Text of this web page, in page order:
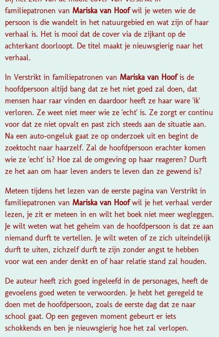
familiepatronen van Mariska van Hoof wil je weten wie de
persoon is die wandelt in het natuurgebied en wat zijn of haar
verhaal is. Het is mooi dat de cover via de zijkant op de
achterkant doorloopt. De titel maakt je nieuwsgierig naar het
verhaal.
In Verstrikt in familiepatronen van Mariska van Hoof is de
hoofdpersoon altijd bang dat ze het niet goed zal doen, dat
mensen haar raar vinden en daardoor heeft ze haar ware 'ik'
verloren. Ze weet niet meer wie ze 'echt' is. Ze zorgt er continu
voor dat ze niet opvalt en past zich steeds aan de situatie aan.
Na een auto-ongeluk gaat ze op onderzoek uit en begint de
zoektocht naar haarzelf. Zal de hoofdpersoon erachter komen
wie ze 'echt' is? Hoe zal de omgeving op haar reageren? Durft
ze het aan om haar leven anders te leven dan ze gewend is?
Meteen tijdens het lezen van de eerste pagina van Verstrikt in
familiepatronen van Mariska van Hoof wil je het verhaal verder
lezen, je zit er meteen in en wilt het boek niet meer wegleggen.
Je wilt weten wat het geheim van de hoofdpersoon is dat ze aan
niemand durft te vertellen. Je wilt weten of ze zich uiteindelijk
durft te uiten, zichzelf durft te zijn zonder angst te hebben
voor wat een ander denkt en of haar relatie stand zal houden.
De auteur heeft zich goed ingeleefd in de personages, heeft de
gevoelens goed weten te verwoorden. Je hebt het geregeld te
doen met de hoofdpersoon, zoals de eerste dag dat ze naar
school gaat. Op een gegeven moment gebeurt er iets
schokkends en ben je nieuwsgierig hoe het zal verlopen.